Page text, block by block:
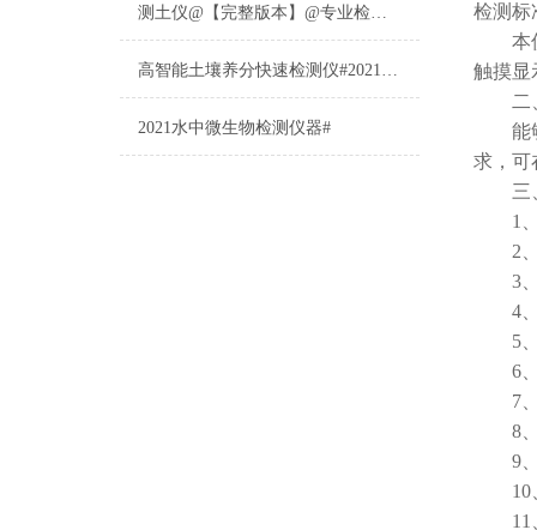
测土仪@【完整版本】@专业检测土壤的仪器仪表
高智能土壤养分快速检测仪#2021【土壤养分检测专用仪器仪表】
2021水中微生物检测仪器#
检测标
本仪
触摸显
二、
能够
求，可
三
1、
2、8
3、
4、
5、
6、
7、
8、
9、
10、
11、